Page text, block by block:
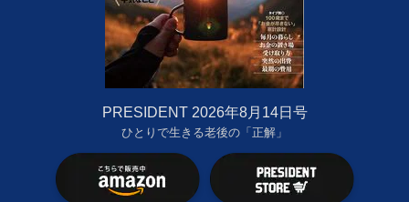
PRESIDENT 2026年8月14日号
ひとりで生きる老後の「正解」